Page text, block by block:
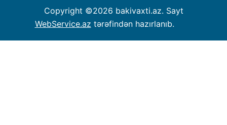
Copyright ©2026 bakivaxti.az. Sayt
WebService.az tərəfindən hazırlanıb.